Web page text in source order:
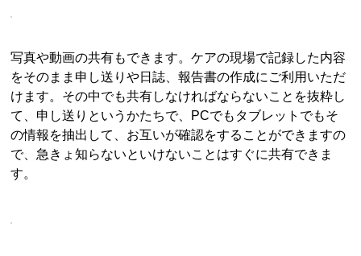
写真や動画の共有もできます。ケアの現場で記録した内容
をそのまま申し送りや日誌、報告書の作成にご利用いただ
けます。その中でも共有しなければならないことを抜粋し
て、申し送りというかたちで、PCでもタブレットでもそ
の情報を抽出して、お互いが確認をすることができますの
で、急きょ知らないといけないことはすぐに共有できま
す。